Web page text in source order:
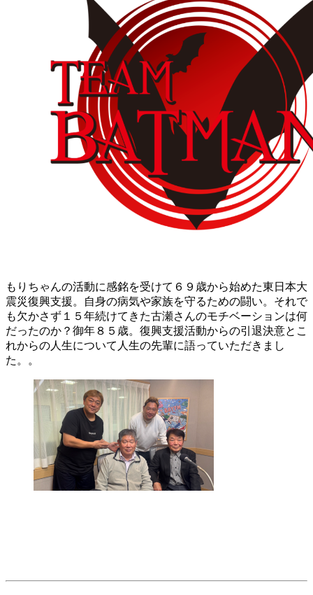
もりちゃんの活動に感銘を受けて６９歳から始めた東日本大
震災復興支援。自身の病気や家族を守るための闘い。それで
も欠かさず１５年続けてきた古瀬さんのモチベーションは何
だったのか？御年８５歳。復興支援活動からの引退決意とこ
れからの人生について人生の先輩に語っていただきまし
た。。